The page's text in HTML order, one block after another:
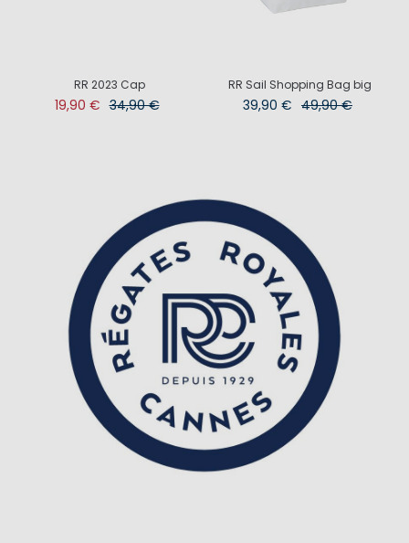
RR 2023 Cap
19,90 € 34,90 €
RR Sail Shopping Bag big
39,90 € 49,90 €